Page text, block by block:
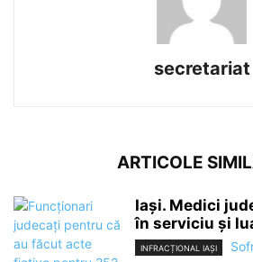
secretariat
ARTICOLE
Iași. Medici
în serviciu și
INFRACȚIONAL IAȘI